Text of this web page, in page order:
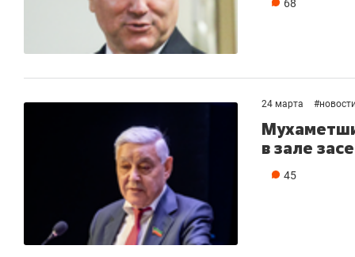
68
24 марта #
в зале
45